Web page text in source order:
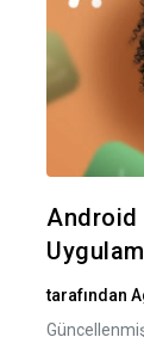
Android
tarafından